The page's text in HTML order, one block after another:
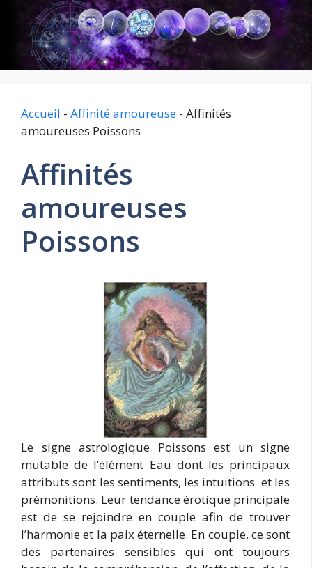
contenu
Accueil - Affinité amoureuse - Affinités
amoureuses Poissons
Affinités
amoureuses
Poissons
Le signe astrologique Poissons est un signe
mutable de l’élément Eau dont les principaux
attributs sont les sentiments, les intuitions et les
prémonitions. Leur tendance érotique principale
est de se rejoindre en couple afin de trouver
l’harmonie et la paix éternelle. En couple, ce sont
des partenaires sensibles qui ont toujours